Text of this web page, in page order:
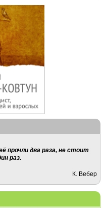
прочли два раза, не стоит
раз.
К. Вебер